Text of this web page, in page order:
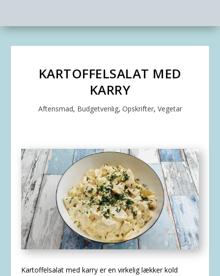
KARTOFFELSALAT MED
KARRY
Aftensmad, Budgetvenlig, Opskrifter, Vegetar
Kartoffelsalat med karry er en virkelig lækker kold